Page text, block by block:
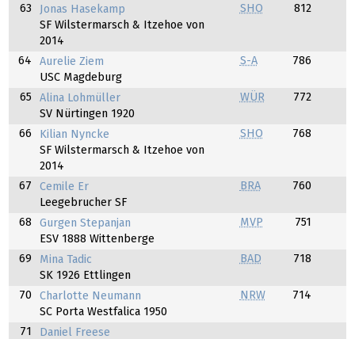
63
Jonas Hasekamp
SF Wilstermarsch & Itzehoe von
2014
SHO 812
64
Aurelie Ziem
USC Magdeburg
S-A 786
65
Alina Lohmüller
SV Nürtingen 1920
WÜR 772
66
Kilian Nyncke
SF Wilstermarsch & Itzehoe von
2014
SHO 768
67
Cemile Er
Leegebrucher SF
BRA 760
68
Gurgen Stepanjan
ESV 1888 Wittenberge
MVP 751
69
Mina Tadic
SK 1926 Ettlingen
BAD 718
70
Charlotte Neumann
SC Porta Westfalica 1950
NRW 714
71
Daniel Freese